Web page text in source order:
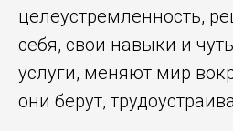
целеустремленность,
себя, свои навыки и
услуги, меняют мир
они берут,